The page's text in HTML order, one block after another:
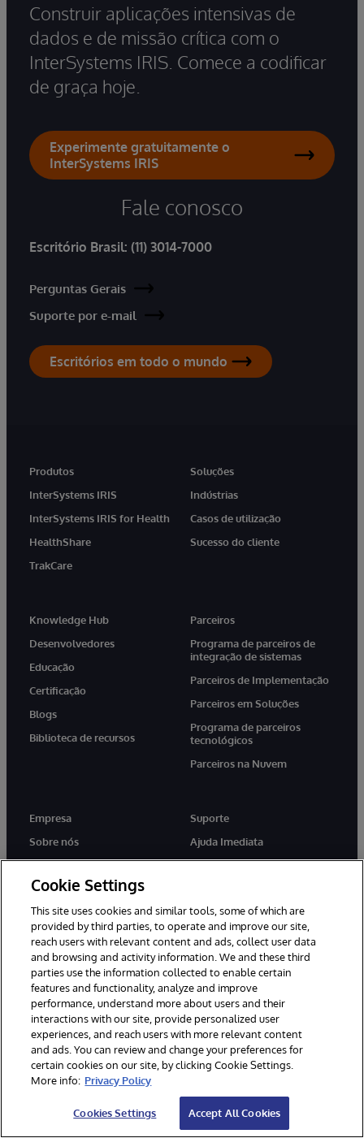
Construir aplicações intensivas de
dados e de missão crítica com o
InterSystems IRIS. Comece a codificar
de graça hoje.
Experimente gratuitamente o
InterSystems IRIS
Fale conosco
Escritório Brasil: (11) 3014-7000
Perguntas Gerais
Suporte por e-mail
Escritórios em todo o mundo
Produtos
InterSystems IRIS
InterSystems IRIS for Health
HealthShare
TrakCare
Soluções
Indústrias
Casos de utilização
Sucesso do cliente
Knowledge Hub
Desenvolvedores
Educação
Certificação
Blogs
Biblioteca de recursos
Parceiros
Programa de parceiros de
integração de sistemas
Parceiros de Implementação
Parceiros em Soluções
Programa de parceiros
tecnológicos
Parceiros na Nuvem
Empresa
Sobre nós
Notícias
Eventos
Carreiras
Suporte
Ajuda Imediata
Contato Direto WRC
Alertas & Aconselhamentos
de produtos
twitter youtubefacebooklinkedin
© 1996-2022 InterSystems Corporation, Boston, MA. Todos os
Avisos/Termos & Condições
Declaração de Privacidade
Cookie Settings
This site uses cookies and similar tools, some of which are
provided by third parties, to operate and improve our site,
reach users with relevant content and ads, collect user data
and browsing and activity information. We and these third
parties use the information collected to enable certain
features and functionality, analyze and improve
performance, understand more about users and their
interactions with our site, provide personalized user
experiences, and reach users with more relevant content
and ads. You can review and change your preferences for
certain cookies on our site, by clicking Cookie Settings.
More info: Privacy Policy
Cookies Settings Accept All Cookies